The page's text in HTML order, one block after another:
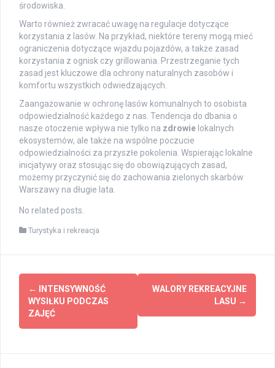
środowiska.
Warto również zwracać uwagę na regulacje dotyczące
korzystania z lasów. Na przykład, niektóre tereny mogą mieć
ograniczenia dotyczące wjazdu pojazdów, a także zasad
korzystania z ognisk czy grillowania. Przestrzeganie tych
zasad jest kluczowe dla ochrony naturalnych zasobów i
komfortu wszystkich odwiedzających.
Zaangażowanie w ochronę lasów komunalnych to osobista
odpowiedzialność każdego z nas. Tendencja do dbania o
nasze otoczenie wpływa nie tylko na zdrowie lokalnych
ekosystemów, ale także na wspólne poczucie
odpowiedzialności za przyszłe pokolenia. Wspierając lokalne
inicjatywy oraz stosując się do obowiązujących zasad,
możemy przyczynić się do zachowania zielonych skarbów
Warszawy na długie lata.
No related posts.
Turystyka i rekreacja
Post
navigation
←
INTENSYWNOŚĆ
WYSIŁKU PODCZAS
ZAJĘĆ
WALORY REKREACYJNE
LASU →